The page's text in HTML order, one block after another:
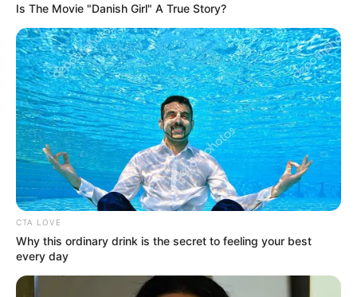
Is The Movie "Danish Girl" A True Story?
CTA LOVE
Why this ordinary drink is the secret to feeling your best
every day